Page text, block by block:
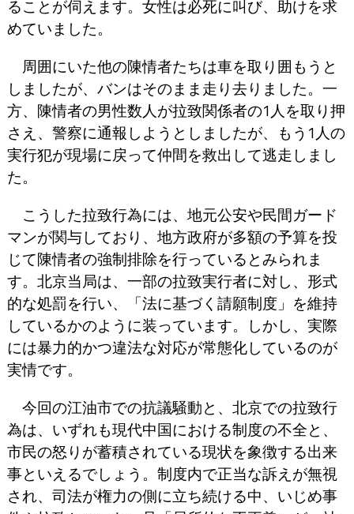
ることが伺えます。女性は必死に叫び、助けを求
めていました。
周囲にいた他の陳情者たちは車を取り囲もうと
しましたが、バンはそのまま走り去りました。一
方、陳情者の男性数人が拉致関係者の1人を取り押
さえ、警察に通報しようとしましたが、もう1人の
実行犯が現場に戻って仲間を救出して逃走しまし
た。
こうした拉致行為には、地元公安や民間ガード
マンが関与しており、地方政府が多額の予算を投
じて陳情者の強制排除を行っているとみられま
す。北京当局は、一部の拉致実行者に対し、形式
的な処罰を行い、「法に基づく請願制度」を維持
しているかのように装っています。しかし、実際
には暴力的かつ違法な対応が常態化しているのが
実情です。
今回の江油市での抗議騒動と、北京での拉致行
為は、いずれも現代中国における制度の不全と、
市民の怒りが蓄積されている現状を象徴する出来
事といえるでしょう。制度内で正当な訴えが無視
され、司法が権力の側に立ち続ける中、いじめ事